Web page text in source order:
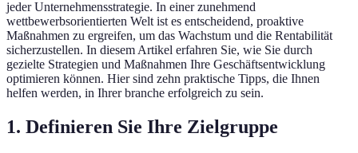
jeder Unternehmensstrategie. In einer zunehmend
wettbewerbsorientierten Welt ist es entscheidend, proaktive
Maßnahmen zu ergreifen, um das Wachstum und die Rentabilität
sicherzustellen. In diesem Artikel erfahren Sie, wie Sie durch
gezielte Strategien und Maßnahmen Ihre Geschäftsentwicklung
optimieren können. Hier sind zehn praktische Tipps, die Ihnen
helfen werden, in Ihrer branche erfolgreich zu sein.
1. Definieren Sie Ihre Zielgruppe